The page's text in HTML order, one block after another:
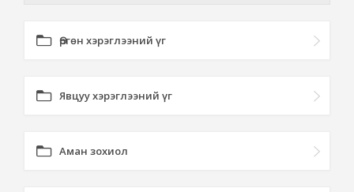
Өргөн хэрэглээний үг
Явцуу хэрэглээний үг
Аман зохиол